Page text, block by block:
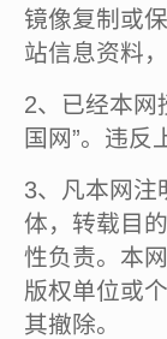
镜像复制或
站信息资料
2、已经本网
国网”。违反
3、凡本网注
体，转载目
性负责。本
版权单位或
其撤除。